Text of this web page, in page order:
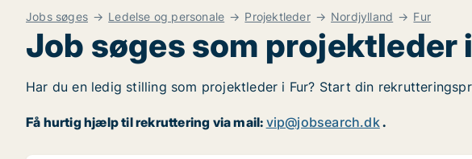
Jobs søges Ledelse og personale Projektleder Nordjylland Fur
Job søges som projektleder
Har du en ledig stilling som projektleder i Fur? Start din
Få hurtig hjælp til rekruttering via mail: vip@jobsearch.dk.